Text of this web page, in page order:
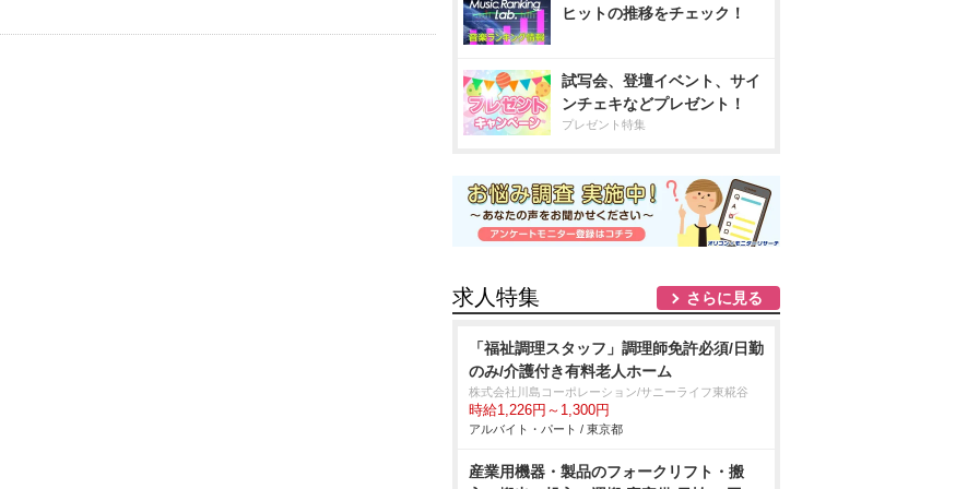
ヒットの推移をチェック！
試写会、登壇イベント、サイ
ンチェキなどプレゼント！
プレゼント特集
求人特集 さらに見る
「福祉調理スタッフ」調理師免許必須/日勤
のみ/介護付き有料老人ホーム
株式会社川島コーポレーション/サニーライフ東糀谷
時給1,226円～1,300円
アルバイト・パート / 東京都
産業用機器・製品のフォークリフト・搬